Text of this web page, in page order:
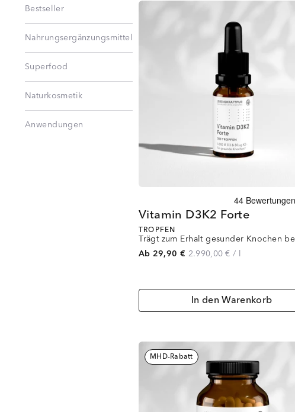
Bestseller
Nahrungsergänzungsmittel
Superfood
Naturkosmetik
Anwendungen
Vitamin D3K2 Forte
TROPFEN
Trägt zum Erhalt gesunder Knochen
Ab 29,90 € 2.990,00 € / l
In den Warenkorb
MHD-Rabatt